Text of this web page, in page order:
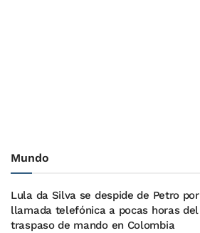
Mundo
Lula da Silva se despide de Petro por
llamada telefónica a pocas horas del
traspaso de mando en Colombia